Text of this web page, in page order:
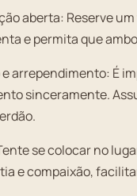
aberta: Reserve
e permita que
arrependimento: É
sinceramente.
se colocar no
e compaixão,